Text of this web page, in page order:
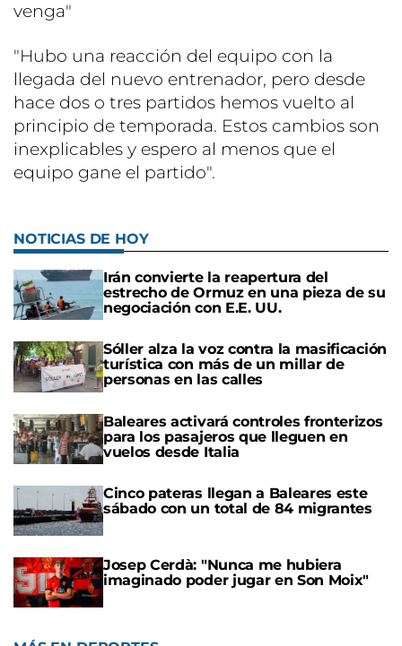
venga"
"Hubo una reacción del equipo con la
llegada del nuevo entrenador, pero desde
hace dos o tres partidos hemos vuelto al
principio de temporada. Estos cambios son
inexplicables y espero al menos que el
equipo gane el partido".
NOTICIAS DE HOY
Irán convierte la reapertura del
estrecho de Ormuz en una pieza de su
negociación con E.E. UU.
Sóller alza la voz contra la masificación
turística con más de un millar de
personas en las calles
Baleares activará controles fronterizos
para los pasajeros que lleguen en
vuelos desde Italia
Cinco pateras llegan a Baleares este
sábado con un total de 84 migrantes
Josep Cerdà: "Nunca me hubiera
imaginado poder jugar en Son Moix"